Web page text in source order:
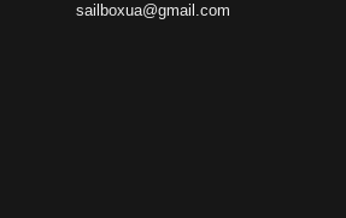
sailboxua@gmail.com